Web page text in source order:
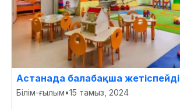
Астанада балабақша жетіспейді
Білім-ғылым•15 тамыз, 2024